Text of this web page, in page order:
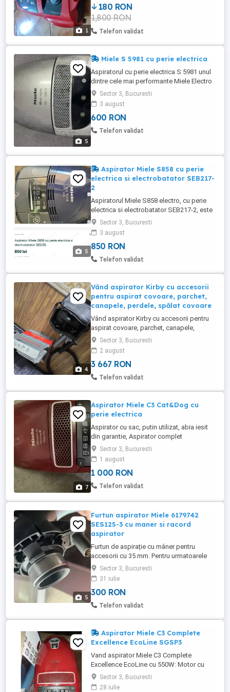
1
180 RON
1,800 RON
Telefon validat
5
Miele S 5981 cu perie electrica
Aspiratorul cu perie electrica S 5981 unul
dintre cele mai performante Miele Electro
are putere variabila (300-2200)W, putand
astfel sa aspire de la perdele la covoare
groase. Peria electrica este actionata de
pe manerul tevii aspiratorului, avand si
functia de vibratii, utila atunci cand
Sector 3, Bucuresti
3 august
600 RON
Telefon validat
5
Aspirator Miele S858 cu perie
electrica si electrobatator SEB217-
2
Aspiratorul Miele S858 electro, cu perie
electrica si electrobatator SEB217-2, este
unul dintre cele mai performante
aspiratoare, fiind dotat cu cea mai
performanta perie SEB 217-2.Electro
Premium - perie electrică foarte lată,
pentru curățarea rapidă și în profunzime a
Sector 3, Bucuresti
3 august
850 RON
Telefon validat
4
Vând aspirator Kirby cu accesorii
pentru aspirat covoare, parchet,
canapele, perdele, spălat covoare
Vând aspirator Kirby cu accesorii pentru
aspirat covoare, parchet, canapele,
perdele, spălat covoare, etc An fabricație
2020, stare foarte buna.
Sector 3, Bucuresti
2 august
3 667 RON
Telefon validat
7
Aspirator Miele C3 Cat&Dog cu
perie electrica
Aspirator cu sac, putin utilizat, abia iesit
din garantie, Aspirator complet
Sector 3, Bucuresti
1 august
1 000 RON
Telefon validat
5
Furtun aspirator Miele 6179742
SES125-3 cu maner si racord
aspirator
Furtun de aspirație cu mâner pentru
accesorii cu 35 mm. Pentru urmatoarele
modele de aspirator Miele Electro: S558,
S658, S758, S858 Comenzile periei
inclusiv ale electobatatorului, sunt pe
maner. Furtunul are pe interior conexiuni
electrice.
Sector 3, Bucuresti
31 iulie
300 RON
Telefon validat
Aspirator Miele C3 Complete
Excellence EcoLine SGSP3
Vand aspirator Miele C3 Complete
Excellence EcoLine cu 550W: Motor cu
eficienta de putere, cu eficienta
superioara; Aplicatii adaptabile duza
Sector 3, Bucuresti
28 iulie